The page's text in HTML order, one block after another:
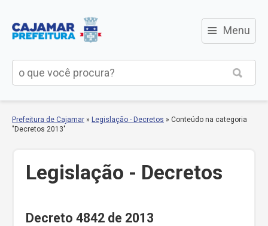
≡ Menu
Prefeitura de Cajamar » Legislação - Decretos » Conteúdo na categoria
"Decretos 2013"
Legislação - Decretos
Decreto 4842 de 2013